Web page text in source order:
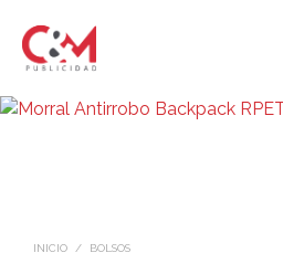
INICIO / BOLSOS